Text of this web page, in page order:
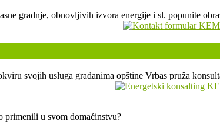
gradnje, obnovljivih izvora energije i sl. popunite
svojih usluga građanima opštine Vrbas pruža
primenili u svom domaćinstvu?